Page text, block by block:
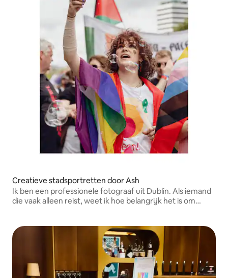
Creatieve stadsportretten door Ash
Ik ben een professionele fotograaf uit Dublin. Als iemand
die vaak alleen reist, weet ik hoe belangrijk het is om